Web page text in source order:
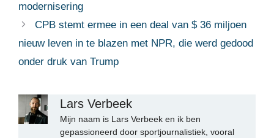
modernisering
CPB stemt ermee in een deal van $ 36 miljoen
nieuw leven in te blazen met NPR, die werd gedood
onder druk van Trump
Lars Verbeek
Mijn naam is Lars Verbeek en ik ben
gepassioneerd door sportjournalistiek, vooral